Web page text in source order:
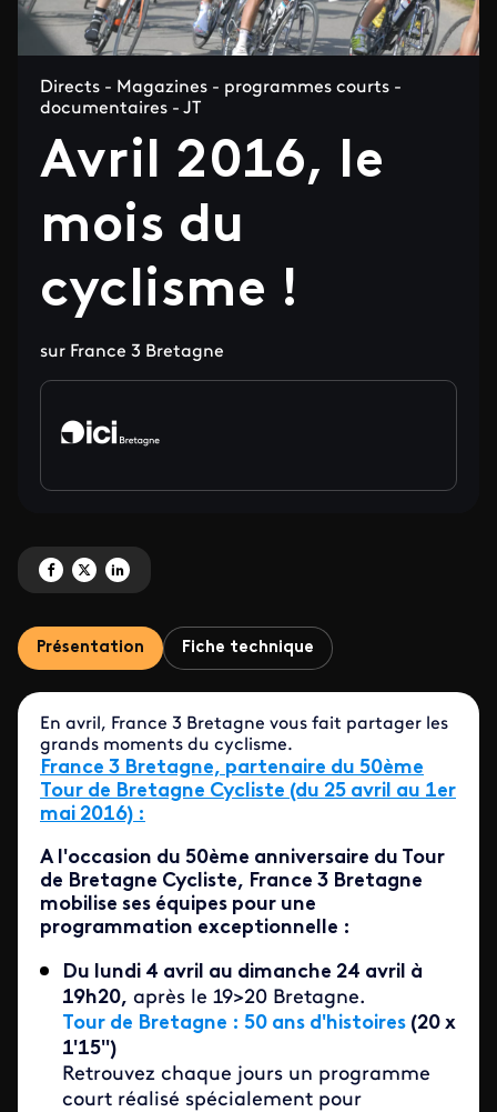
Directs - Magazines - programmes courts -
documentaires - JT
Avril 2016, le
mois du
cyclisme !
sur France 3 Bretagne
Partagez 'Avril 2016, le mois du cyclisme !' sur Facebook
Partagez 'Avril 2016, le mois du cyclisme !' sur X
Partagez 'Avril 2016, le mois du cyclisme !' sur LinkedIn
Présentation Fiche technique
En avril, France 3 Bretagne vous fait partager les
grands moments du cyclisme.
France 3 Bretagne, partenaire du 50ème
Tour de Bretagne Cycliste (du 25 avril au 1er
mai 2016) :
A l'occasion du 50ème anniversaire du Tour
de Bretagne Cycliste, France 3 Bretagne
mobilise ses équipes pour une
programmation exceptionnelle :
Du lundi 4 avril au dimanche 24 avril à
19h20, après le 19>20 Bretagne.
Tour de Bretagne : 50 ans d'histoires (20 x
1'15''​)
Retrouvez chaque jours un programme
court réalisé spécialement pour